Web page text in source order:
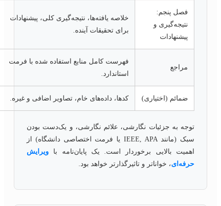
فصل پنجم:
نتیجه‌گیری و
پیشنهادات
خلاصه یافته‌ها، نتیجه‌گیری کلی، پیشنهادات
برای تحقیقات آینده.
مراجع
فهرست کامل منابع استفاده شده با فرمت
استاندارد.
ضمائم (اختیاری) کدها، داده‌های خام، تصاویر اضافی و غیره.
توجه به جزئیات نگارشی، علائم نگارشی، و یک‌دست بودن
سبک (مانند IEEE, APA یا فرمت اختصاصی دانشگاه) از
اهمیت بالایی برخوردار است. یک پایان‌نامه با
ویرایش
حرفه‌ای، خواناتر و تاثیرگذارتر خواهد بود.